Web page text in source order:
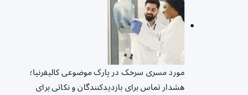
مورد مسری سرخک در پارک موضوعی کالیفرنیا؛
هشدار تماس برای بازدیدکنندگان و نکاتی برای